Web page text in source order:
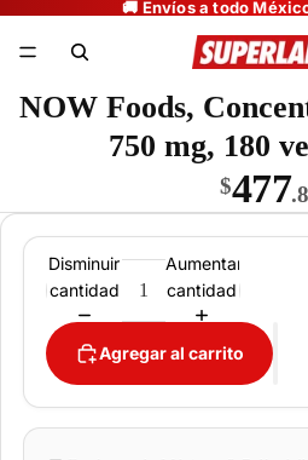
NOW Foods,
750 mg, 180
$477
Disminuir
cantidad
Aumentar
cantidad
Agregar al carrito